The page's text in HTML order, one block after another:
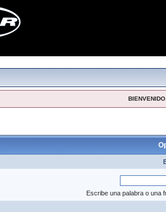
Escribe una palabra o una